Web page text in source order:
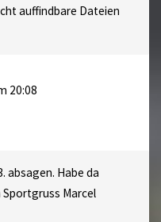
auffindbare Dateien
20:08
absagen. Habe da
Marcel